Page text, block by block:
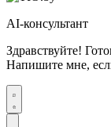
AI-консультант
Здравствуйте!
Напишите мне,